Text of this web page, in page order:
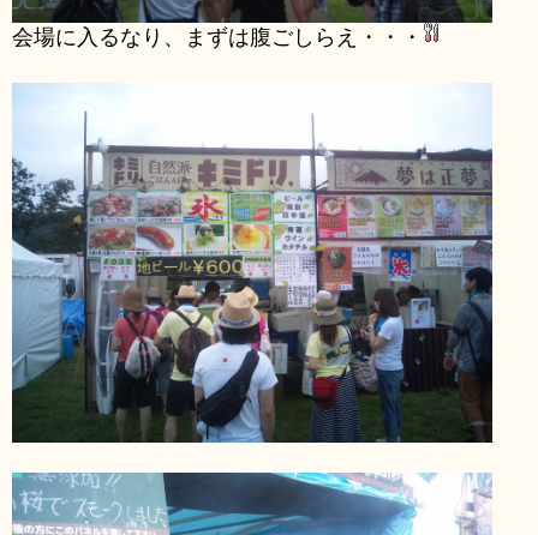
会場に入るなり、まずは腹ごしらえ・・・